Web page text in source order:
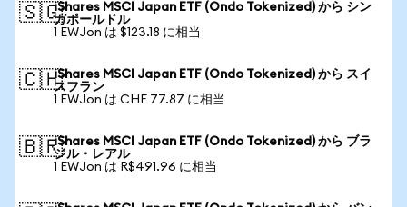
🇸🇬iShares MSCI Japan ETF (Ondo Tokenized) から シン
ガポールドル
1 EWJon は $123.18 に相当
🇨🇭iShares MSCI Japan ETF (Ondo Tokenized) から スイ
スフラン
1 EWJon は CHF 77.87 に相当
🇧🇷iShares MSCI Japan ETF (Ondo Tokenized) から ブラ
ジル・レアル
1 EWJon は R$491.96 に相当